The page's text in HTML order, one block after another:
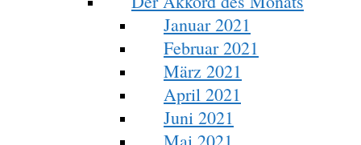
Januar 2021
Februar 2021
März 2021
April 2021
Juni 2021